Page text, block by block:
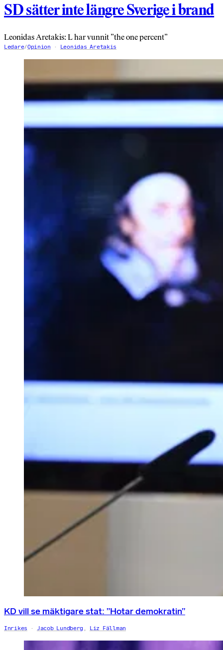
SD sätter inte längre Sverige i brand
Leonidas Aretakis: L har vunnit ”the one percent”
Ledare/Opinion Leonidas Aretakis
KD vill se mäktigare stat: ”Hotar demokratin”
Inrikes Jacob Lundberg , Liz Fällman